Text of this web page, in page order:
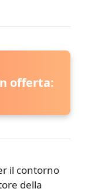
offerta:
il contorno
della